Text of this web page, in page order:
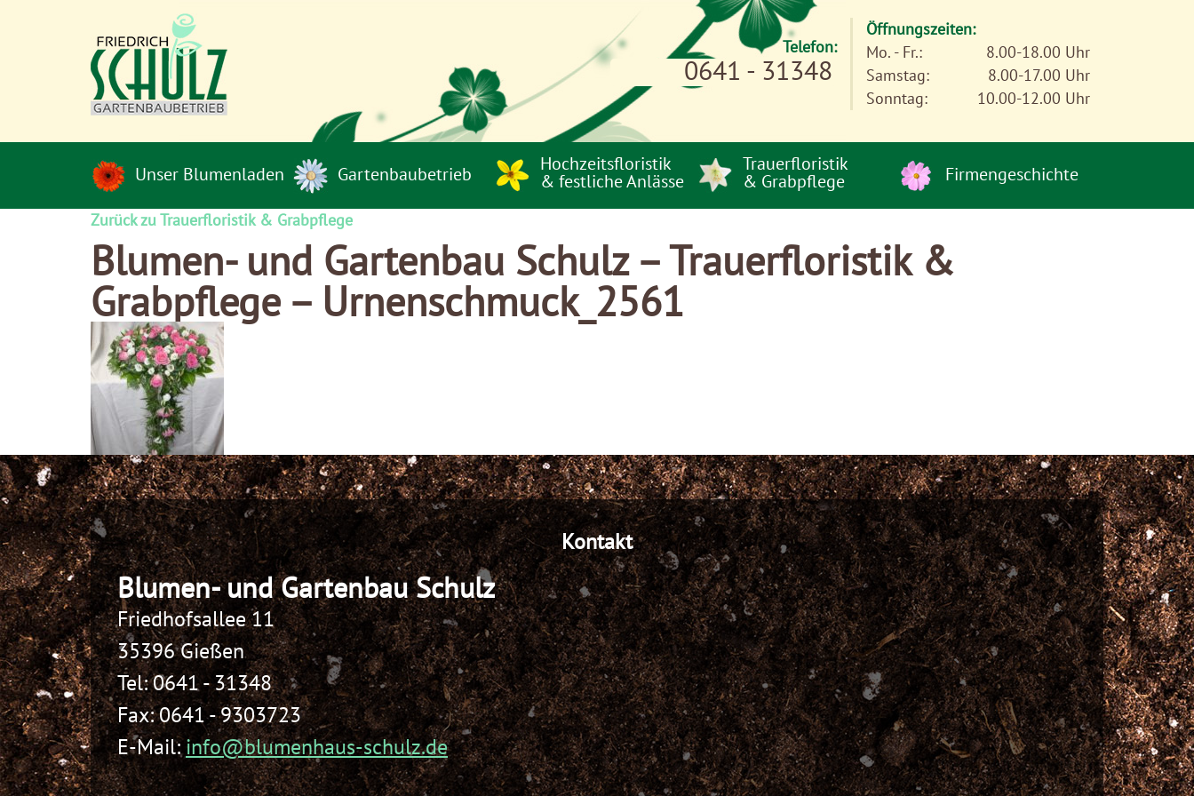
Telefon:
0641 - 31348
Öffnungszeiten:
Mo. - Fr.:
8.00-18.00 Uhr
Samstag:
8.00-17.00 Uhr
Sonntag:
10.00-12.00 Uhr
Unser Blumenladen Gartenbaubetrieb Hochzeitsfloristik
& festliche Anlässe
Trauerfloristik
& Grabpflege Firmengeschichte
Zurück zu Trauerfloristik & Grabpflege
Blumen- und Gartenbau Schulz – Trauerfloristik &
Grabpflege – Urnenschmuck_2561
Kontakt
Blumen- und Gartenbau Schulz
Friedhofsallee 11
35396 Gießen
Tel:0641 - 31348
Fax: 0641 - 9303723
E-Mail:info@blumenhaus-schulz.de